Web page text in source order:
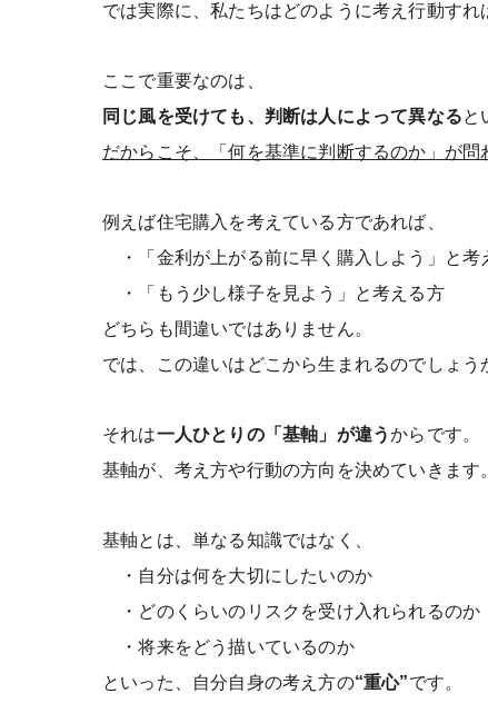
では実際に、私たちはどのように考え行動すれ
ここで重要なのは、
同じ風を受けても、判断は人によって異なると
だからこそ、「何を基準に判断するのか」が問
例えば住宅購入を考えている方であれば、
・「金利が上がる前に早く購入しよう」と考
・「もう少し様子を見よう」と考える方
どちらも間違いではありません。
では、この違いはどこから生まれるのでしょう
それは一人ひとりの「基軸」が違うからです。
基軸が、考え方や行動の方向を決めていきます。
基軸とは、単なる知識ではなく、
・自分は何を大切にしたいのか
・どのくらいのリスクを受け入れられるのか
・将来をどう描いているのか
といった、自分自身の考え方の“重心”です。